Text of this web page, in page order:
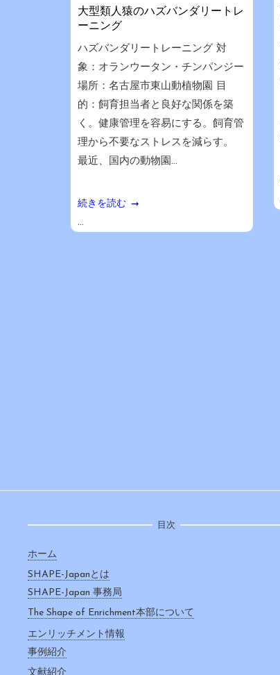
大型類人猿のハズバンダリートレ
ーニング
ハズバンダリートレーニング 対
象：オランウータン・チンパンジー
場所：名古屋市東山動植物園 目
的：飼育担当者と良好な関係を築
く。健康管理を容易にする。飼育管
理から不要なストレスを減らす。
最近、国内の動物園...
続きを読む
...
目次
ホーム
SHAPE-Japanとは
SHAPE-Japan 事務局
The Shape of Enrichment本部について
エンリッチメント情報
事例紹介
文献紹介